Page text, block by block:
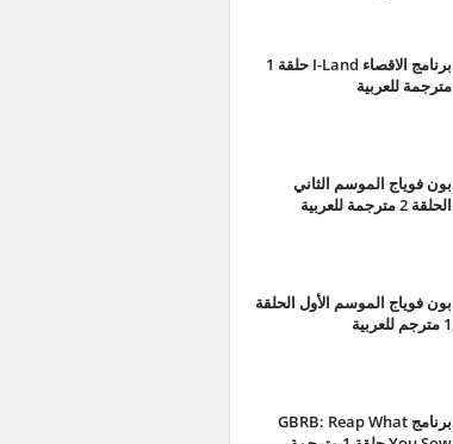
برنامج الاقصاء I-Land حلقة 1
مترجمة للعربية
بون فوياج الموسم الثاني
الحلقة 2 مترجمة للعربية
بون فوياج الموسم الأول الحلقة
1 مترجم للعربية
برنامج GBRB: Reap What